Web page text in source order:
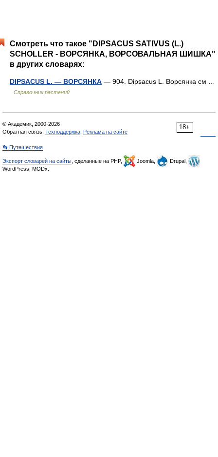
Смотреть что такое "DIPSACUS SATIVUS (L.)
SCHOLLER - ВОРСЯНКА, ВОРСОВАЛЬНАЯ ШИШКА"
в других словарях:
DIPSACUS L. — ВОРСЯНКА — 904. Dipsacus L. Ворсянка см …
Справочник растений
18+
© Академик, 2000-2026
Обратная связь: Техподдержка Реклама на сайте
👣 Путешествия
Экспорт словарей на сайты , сделанные на PHP, Joomla,
Drupal,
WordPress, MODx.